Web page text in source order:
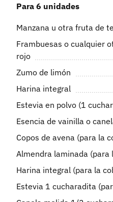
Para 6 unidades
Manzana u otra fruta de
Frambuesas o cualquier
rojo
Zumo de limón
Harina integral
Estevia en polvo (1
Esencia de vainilla o
Copos de avena (para la
Almendra laminada (para
Harina integral (para la
Estevia 1 cucharadita